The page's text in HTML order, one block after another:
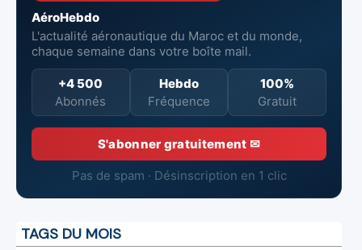
AéroHebdo
L'actualité aéronautique du Maroc et du monde,
chaque semaine dans votre boîte mail.
+4 500
Abonnés
Hebdo
Fréquence
100%
Gratuit
S'abonner gratuitement ✉
Pas de spam · Désinscription en 1 clic
TAGS DU MOIS